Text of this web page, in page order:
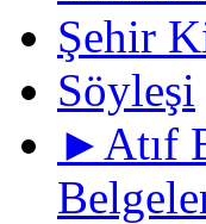
Şehir
Söyleşi
►Atıf